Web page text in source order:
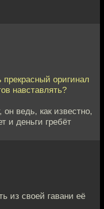
оригинал
навставлять?
ведь, как известно,
и деньги гребёт
из своей гавани её